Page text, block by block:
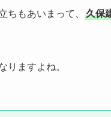
ちもあいまって、 久保
りますよね。